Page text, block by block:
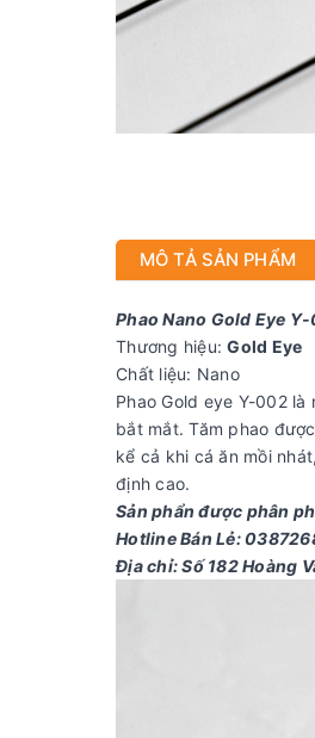
MÔ TẢ SẢN PHẨM
Phao Nano Gold Eye
Thương hiệu:Gold Eye
Chất liệu: Nano
Phao Gold eye Y-002
bắt mắt. Tăm phao
kể cả khi cá ăn mồi
định cao.
Sản phẩn được phân
Hotline Bán Lẻ:
Địa chỉ: Số 182 Hoàng